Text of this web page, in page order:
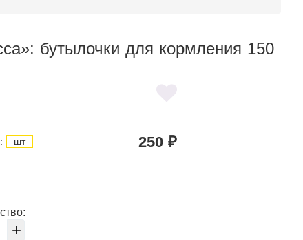
бутылочки для кормления 150
шт 250 ₽
+